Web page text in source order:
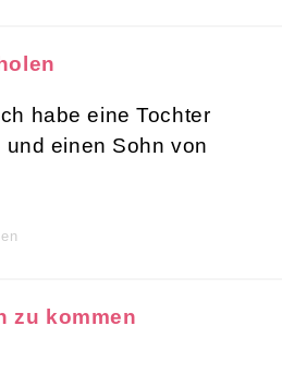
habe eine Tochter
einen Sohn von
zu kommen